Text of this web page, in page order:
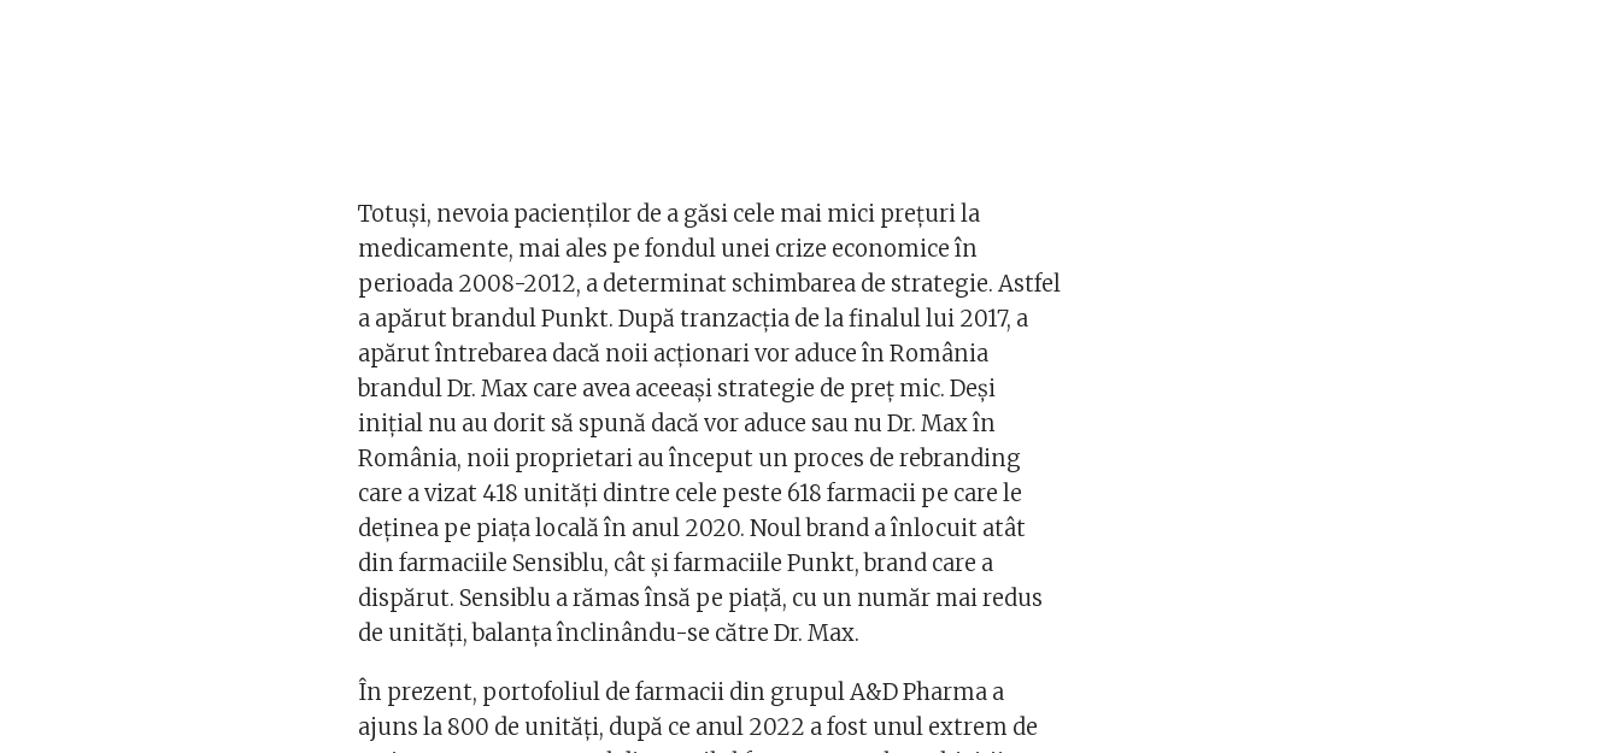
Totuşi, nevoia pacienţilor de a găsi cele mai mici preţuri la
medicamente, mai ales pe fondul unei crize economice în
perioada 2008-2012, a determinat schimbarea de strategie. Astfel
a apărut brandul Punkt. După tranzacţia de la finalul lui 2017, a
apărut întrebarea dacă noii acţionari vor aduce în România
brandul Dr. Max care avea aceeaşi strategie de preţ mic. Deşi
iniţial nu au dorit să spună dacă vor aduce sau nu Dr. Max în
România, noii proprietari au început un proces de rebranding
care a vizat 418 unităţi dintre cele peste 618 farmacii pe care le
deţinea pe piaţa locală în anul 2020. Noul brand a înlocuit atât
din farmaciile Sensiblu, cât şi farmaciile Punkt, brand care a
dispărut. Sensiblu a rămas însă pe piaţă, cu un număr mai redus
de unităţi, balanţa înclinându-se către Dr. Max.
În prezent, portofoliul de farmacii din grupul A&D Pharma a
ajuns la 800 de unităţi, după ce anul 2022 a fost unul extrem de